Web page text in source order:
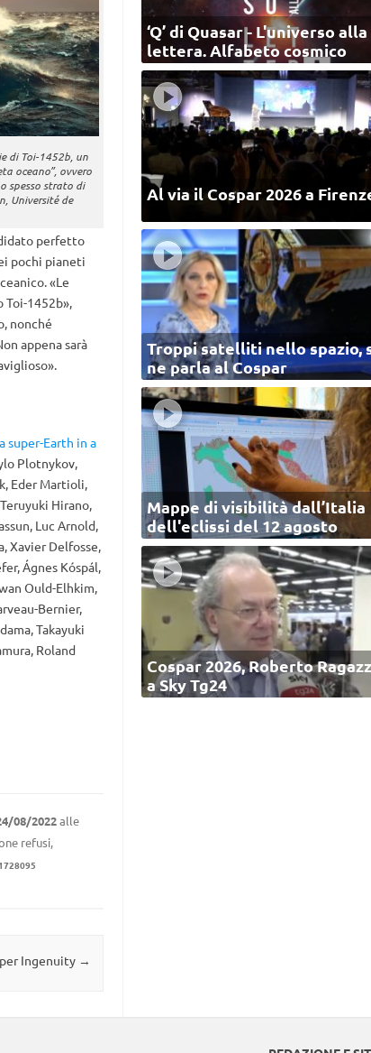
di Toi-1452b, un
oceano”, ovvero
spesso strato di
Université de
perfetto
pochi pianeti
«Le
Toi-1452b»,
nonché
appena sarà
super-Earth in a
Plotnykov,
Eder Martioli,
Hirano,
Luc Arnold,
Xavier Delfosse,
Ágnes Kóspál,
Ould-Elhkim,
Bernier,
Takayuki
Roland
08/2022alle
refusi,
Ingenuity →
‘Q’ di Quasar - L'universo alla
lettera. Alfabeto cosmico
Al via il Cospar 2026 a
Troppi satelliti nello spazio,
ne parla al Cospar
Mappe di visibilità dall’Italia
dell'eclissi del 12 agosto
Cospar 2026, Roberto
a Sky Tg24